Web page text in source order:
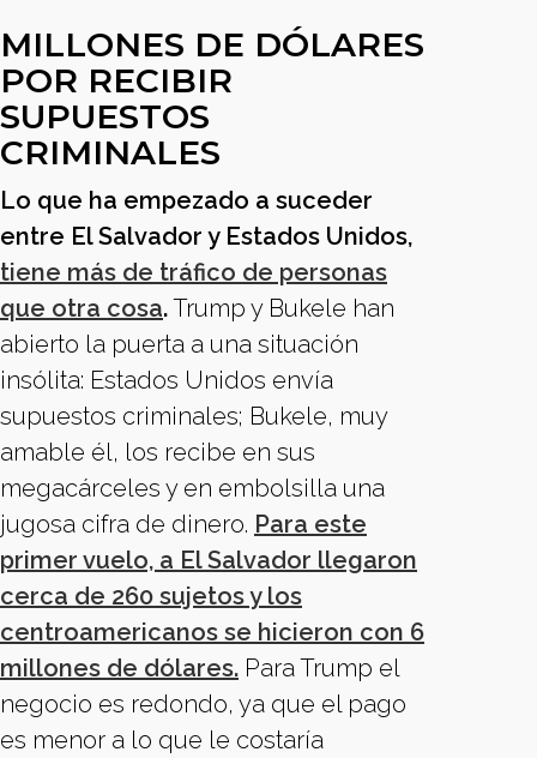
MILLONES DE DÓLARES
POR RECIBIR
SUPUESTOS
CRIMINALES
Lo que ha empezado a suceder
entre El Salvador y Estados Unidos,
tiene más de tráfico de personas
que otra cosa.Trump y Bukele han
abierto la puerta a una situación
insólita: Estados Unidos envía
supuestos criminales; Bukele, muy
amable él, los recibe en sus
megacárceles y en embolsilla una
jugosa cifra de dinero. Para este
primer vuelo, a El Salvador llegaron
cerca de 260 sujetos y los
centroamericanos se hicieron con 6
millones de dólares. Para Trump el
negocio es redondo, ya que el pago
es menor a lo que le costaría